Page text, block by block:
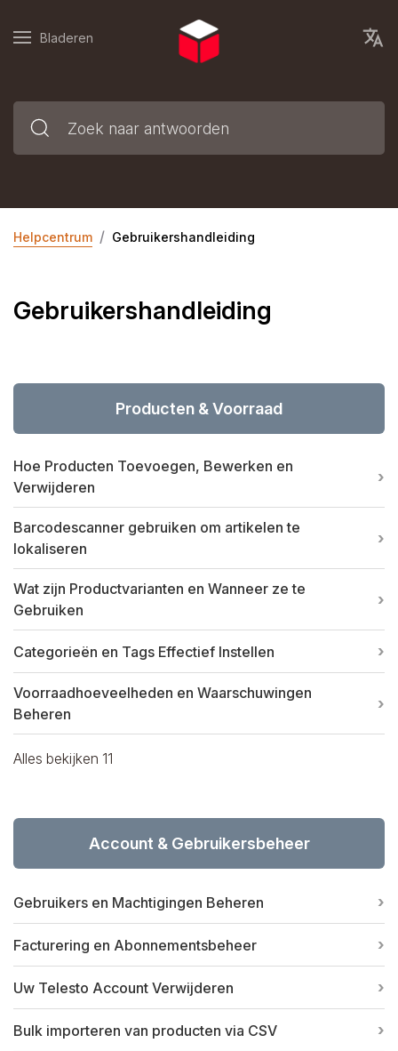
Bladeren
Helpcentrum Gebruikershandleiding
Gebruikershandleiding
Producten & Voorraad
Hoe Producten Toevoegen, Bewerken en
Verwijderen
Barcodescanner gebruiken om artikelen te
lokaliseren
Wat zijn Productvarianten en Wanneer ze te
Gebruiken
Categorieën en Tags Effectief Instellen
Voorraadhoeveelheden en Waarschuwingen
Beheren
Alles bekijken 11
Account & Gebruikersbeheer
Gebruikers en Machtigingen Beheren
Facturering en Abonnementsbeheer
Uw Telesto Account Verwijderen
Bulk importeren van producten via CSV